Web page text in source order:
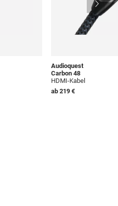
Audioquest
Carbon 48
HDMI-Kabel
ab 219 €